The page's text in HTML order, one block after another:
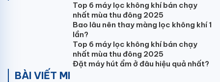
Với công suất điều hòa cây 30000BTU (3HP), Gree
GVC30AMXH-K6NNC7B phù hợp lắp đặt cho phòng
diện tích dưới 50m2 như: Phòng khách, phòng làm
việc, cửa hàng, văn phòng, lớp học, nhà xưởng…
Mời Bạn tham khảo thêm bài viết sau để có thêm sự
lựa chọn cho mình nhé: [TOP 7]
Top 6 máy lọc không khí bán chạy
nhất mùa thu đông 2025
Bao lâu nên thay màng lọc không khí 1
lần?
Top 6 máy lọc không khí bán chạy
nhất mùa thu đông 2025
Đặt máy hút ẩm ở đâu hiệu quả nhất?
BÀI VIẾT MI